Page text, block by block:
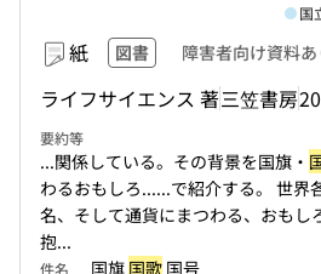
紙 図書 障害者向け資料あ
ライフサイエンス 著三笠書房
国
要約等
...関係している。その背景を国旗・
わるおもしろ......で紹介する。 世界
名、そして通貨にまつわる、おも
抱...
件名 国旗 国歌 国号